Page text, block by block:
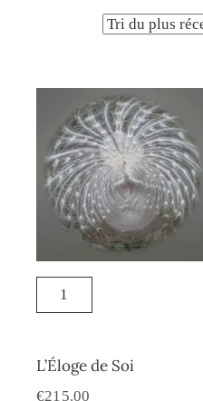
L’Éloge de Soi
€215.00